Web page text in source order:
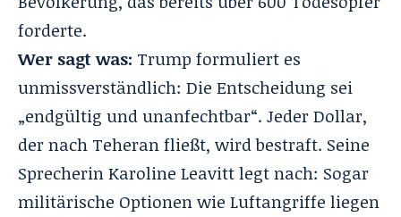
forderte.
Wer sagt was: Trump formuliert es
unmissverständlich: Die Entscheidung sei
„endgültig und unanfechtbar“. Jeder Dollar,
der nach Teheran fließt, wird bestraft. Seine
Sprecherin Karoline Leavitt legt nach: Sogar
militärische Optionen wie Luftangriffe liegen